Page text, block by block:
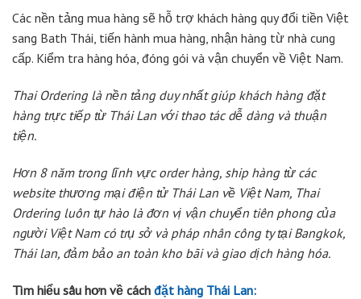
Các nền tảng mua hàng sẽ hỗ trợ khách hàng quy đổi tiền Việt
sang Bath Thái, tiến hành mua hàng, nhận hàng từ nhà cung
cấp. Kiểm tra hàng hóa, đóng gói và vận chuyển về Việt Nam.
Thai Ordering là nền tảng duy nhất giúp khách hàng đặt
hàng trực tiếp từ Thái Lan với thao tác dễ dàng và thuận
tiện.
Hơn 8 năm trong lĩnh vựcorder hàng, ship hàng từ các
website thương mại điện tử Thái Lan về Việt Nam, Thai
Ordering luôn tự hào là đơn vị vận chuyển tiên phong của
người Việt Nam có trụ sở và pháp nhân công ty tại Bangkok,
Thái lan, đảm bảo an toàn kho bãi và giao dịch hàng hóa.
Tìm hiểu sâu hơn về cách đặt hàng Thái Lan: